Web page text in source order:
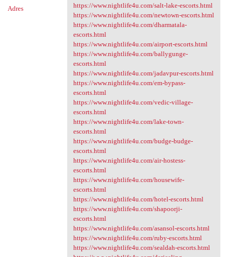
Adres
https://www.nightlife4u.com/salt-lake-escorts.html
https://www.nightlife4u.com/newtown-escorts.html
https://www.nightlife4u.com/dharmatala-
escorts.html
https://www.nightlife4u.com/airport-escorts.html
https://www.nightlife4u.com/ballygunge-
escorts.html
https://www.nightlife4u.com/jadavpur-escorts.html
https://www.nightlife4u.com/em-bypass-
escorts.html
https://www.nightlife4u.com/vedic-village-
escorts.html
https://www.nightlife4u.com/lake-town-
escorts.html
https://www.nightlife4u.com/budge-budge-
escorts.html
https://www.nightlife4u.com/air-hostess-
escorts.html
https://www.nightlife4u.com/housewife-
escorts.html
https://www.nightlife4u.com/hotel-escorts.html
https://www.nightlife4u.com/shapoorji-
escorts.html
https://www.nightlife4u.com/asansol-escorts.html
https://www.nightlife4u.com/ruby-escorts.html
https://www.nightlife4u.com/sealdah-escorts.html